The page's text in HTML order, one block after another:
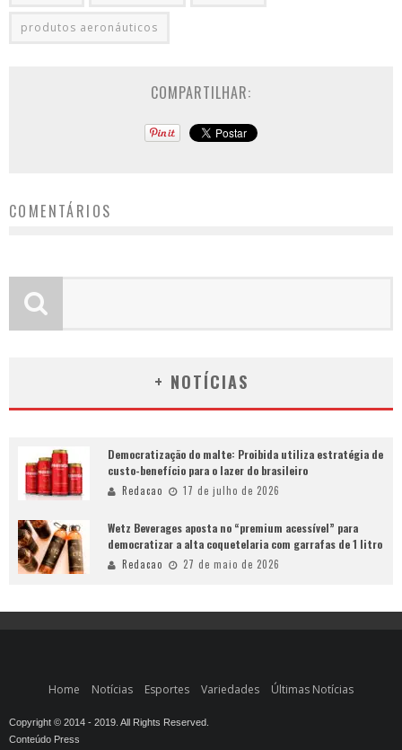
produtos aeronáuticos
COMPARTILHAR:
COMENTÁRIOS
+ NOTÍCIAS
Democratização do malte: Proibida utiliza estratégia de
custo-benefício para o lazer do brasileiro
Redacao 17 de julho de 2026
Wetz Beverages aposta no “premium acessível” para
democratizar a alta coquetelaria com garrafas de 1 litro
Redacao 27 de maio de 2026
Home Notícias Esportes Variedades Últimas Notícias
Copyright © 2014 - 2019. All Rights Reserved.
Conteúdo Press